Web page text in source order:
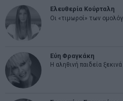
Ελευθερία Κούρταλη
Οι «τιμωροί» των
Εύη Φραγκάκη
Η αληθινή παιδεία